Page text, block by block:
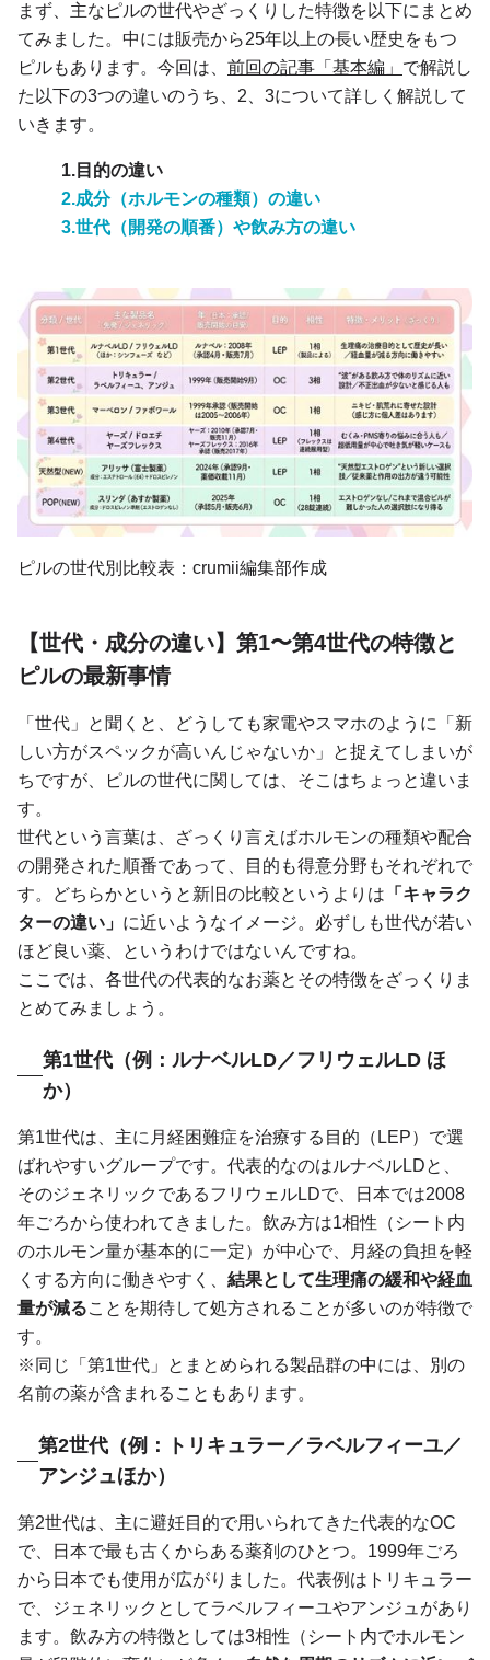
まず、主なピルの世代やざっくりした特徴を以下にまとめ
てみました。中には販売から25年以上の長い歴史をもつ
ピルもあります。今回は、 前回の記事「基本編」 で解説し
た以下の3つの違いのうち、2、3について詳しく解説して
いきます。
1.目的の違い
2.成分（ホルモンの種類）の違い
3.世代（開発の順番）や飲み方の違い
ピルの世代別比較表：crumii編集部作成
【世代・成分の違い】第1〜第4世代の特徴と
ピルの最新事情
「世代」と聞くと、どうしても家電やスマホのように「新
しい方がスペックが高いんじゃないか」と捉えてしまいが
ちですが、ピルの世代に関しては、そこはちょっと違いま
す。
世代という言葉は、ざっくり言えばホルモンの種類や配合
の開発された順番であって、目的も得意分野もそれぞれで
す。どちらかというと新旧の比較というよりは 「キャラク
ターの違い」 に近いようなイメージ。必ずしも世代が若い
ほど良い薬、というわけではないんですね。
ここでは、各世代の代表的なお薬とその特徴をざっくりま
とめてみましょう。
第1世代（例：ルナベルLD／フリウェルLD ほ
か）
第1世代は、主に月経困難症を治療する目的（LEP）で選
ばれやすいグループです。代表的なのはルナベルLDと、
そのジェネリックであるフリウェルLDで、日本では2008
年ごろから使われてきました。飲み方は1相性（シート内
のホルモン量が基本的に一定）が中心で、月経の負担を軽
くする方向に働きやすく、 結果として生理痛の緩和や経血
量が減ることを期待して処方されることが多いのが特徴で
す。
※同じ「第1世代」とまとめられる製品群の中には、別の
名前の薬が含まれることもあります。
第2世代（例：トリキュラー／ラベルフィーユ／
アンジュほか）
第2世代は、主に避妊目的で用いられてきた代表的なOC
で、日本で最も古くからある薬剤のひとつ。1999年ごろ
から日本でも使用が広がりました。代表例はトリキュラー
で、ジェネリックとしてラベルフィーユやアンジュがあり
ます。飲み方の特徴としては3相性（シート内でホルモン